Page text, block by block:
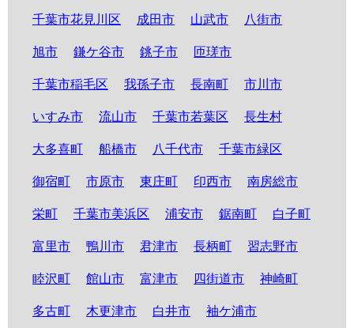
千葉市花見川区 成田市 山武市 八街市
旭市 鎌ケ谷市 銚子市 匝瑳市
千葉市稲毛区 我孫子市 長南町 市川市
いすみ市 流山市 千葉市若葉区 長生村
大多喜町 船橋市 八千代市 千葉市緑区
御宿町 市原市 東庄町 印西市 南房総市
栄町 千葉市美浜区 浦安市 鋸南町 白子町
富里市 鴨川市 君津市 長柄町 習志野市
睦沢町 館山市 富津市 四街道市 神崎町
多古町 木更津市 白井市 袖ケ浦市